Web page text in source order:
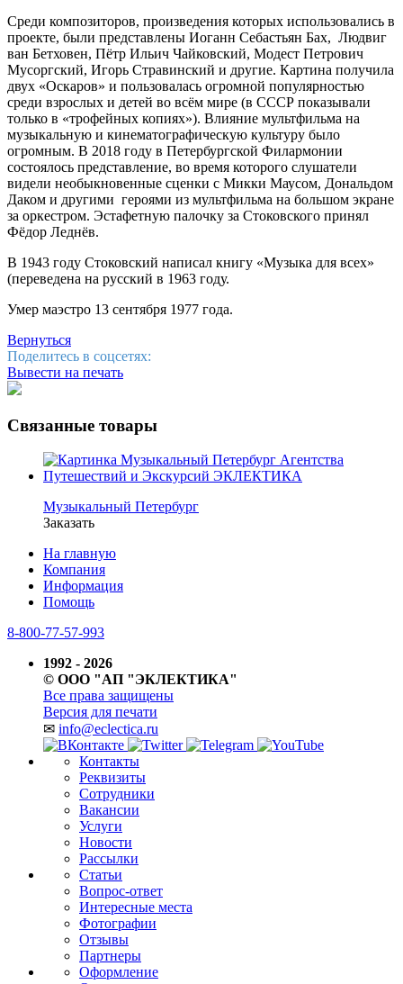
Среди композиторов, произведения которых использовались в
проекте, были представлены Иоганн Себастьян Бах, Людвиг
ван Бетховен, Пётр Ильич Чайковский, Модест Петрович
Мусоргский, Игорь Стравинский и другие. Картина получила
двух «Оскаров» и пользовалась огромной популярностью
среди взрослых и детей во всём мире (в СССР показывали
только в «трофейных копиях»). Влияние мультфильма на
музыкальную и кинематографическую культуру было
огромным. В 2018 году в Петербургской Филармонии
состоялось представление, во время которого слушатели
видели необыкновенные сценки с Микки Маусом, Дональдом
Даком и другими героями из мультфильма на большом экране
за оркестром. Эстафетную палочку за Стоковского принял
Фёдор Леднёв.
В 1943 году Стоковский написал книгу «Музыка для всех»
(переведена на русский в 1963 году.
Умер маэстро 13 сентября 1977 года.
Вернуться
Поделитесь в соцсетях:
Вывести на печать
Связанные товары
Музыкальный Петербург
Заказать
На главную
Компания
Информация
Помощь
8-800-77-57-993
1992 - 2026
© ООО "АП "ЭКЛЕКТИКА"
Все права защищены
Версия для печати
✉ info@eclectica.ru
Контакты
Реквизиты
Сотрудники
Вакансии
Услуги
Новости
Рассылки
Статьи
Вопрос-ответ
Интересные места
Фотографии
Отзывы
Партнеры
Оформление